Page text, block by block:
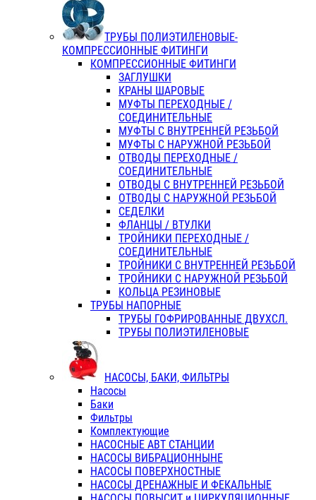
ТРУБЫ ПОЛИЭТИЛЕНОВЫЕ-
КОМПРЕССИОННЫЕ ФИТИНГИ
КОМПРЕССИОННЫЕ ФИТИНГИ
ЗАГЛУШКИ
КРАНЫ ШАРОВЫЕ
МУФТЫ ПЕРЕХОДНЫЕ /
СОЕДИНИТЕЛЬНЫЕ
МУФТЫ С ВНУТРЕННЕЙ РЕЗЬБОЙ
МУФТЫ С НАРУЖНОЙ РЕЗЬБОЙ
ОТВОДЫ ПЕРЕХОДНЫЕ /
СОЕДИНИТЕЛЬНЫЕ
ОТВОДЫ С ВНУТРЕННЕЙ РЕЗЬБОЙ
ОТВОДЫ С НАРУЖНОЙ РЕЗЬБОЙ
СЕДЕЛКИ
ФЛАНЦЫ / ВТУЛКИ
ТРОЙНИКИ ПЕРЕХОДНЫЕ /
СОЕДИНИТЕЛЬНЫЕ
ТРОЙНИКИ С ВНУТРЕННЕЙ РЕЗЬБОЙ
ТРОЙНИКИ С НАРУЖНОЙ РЕЗЬБОЙ
КОЛЬЦА РЕЗИНОВЫЕ
ТРУБЫ НАПОРНЫЕ
ТРУБЫ ГОФРИРОВАННЫЕ ДВУХСЛ.
ТРУБЫ ПОЛИЭТИЛЕНОВЫЕ
НАСОСЫ, БАКИ, ФИЛЬТРЫ
Насосы
Баки
Фильтры
Комплектующие
НАСОСНЫЕ АВТ СТАНЦИИ
НАСОСЫ ВИБРАЦИОННЫНЕ
НАСОСЫ ПОВЕРХНОСТНЫЕ
НАСОСЫ ДРЕНАЖНЫЕ И ФЕКАЛЬНЫЕ